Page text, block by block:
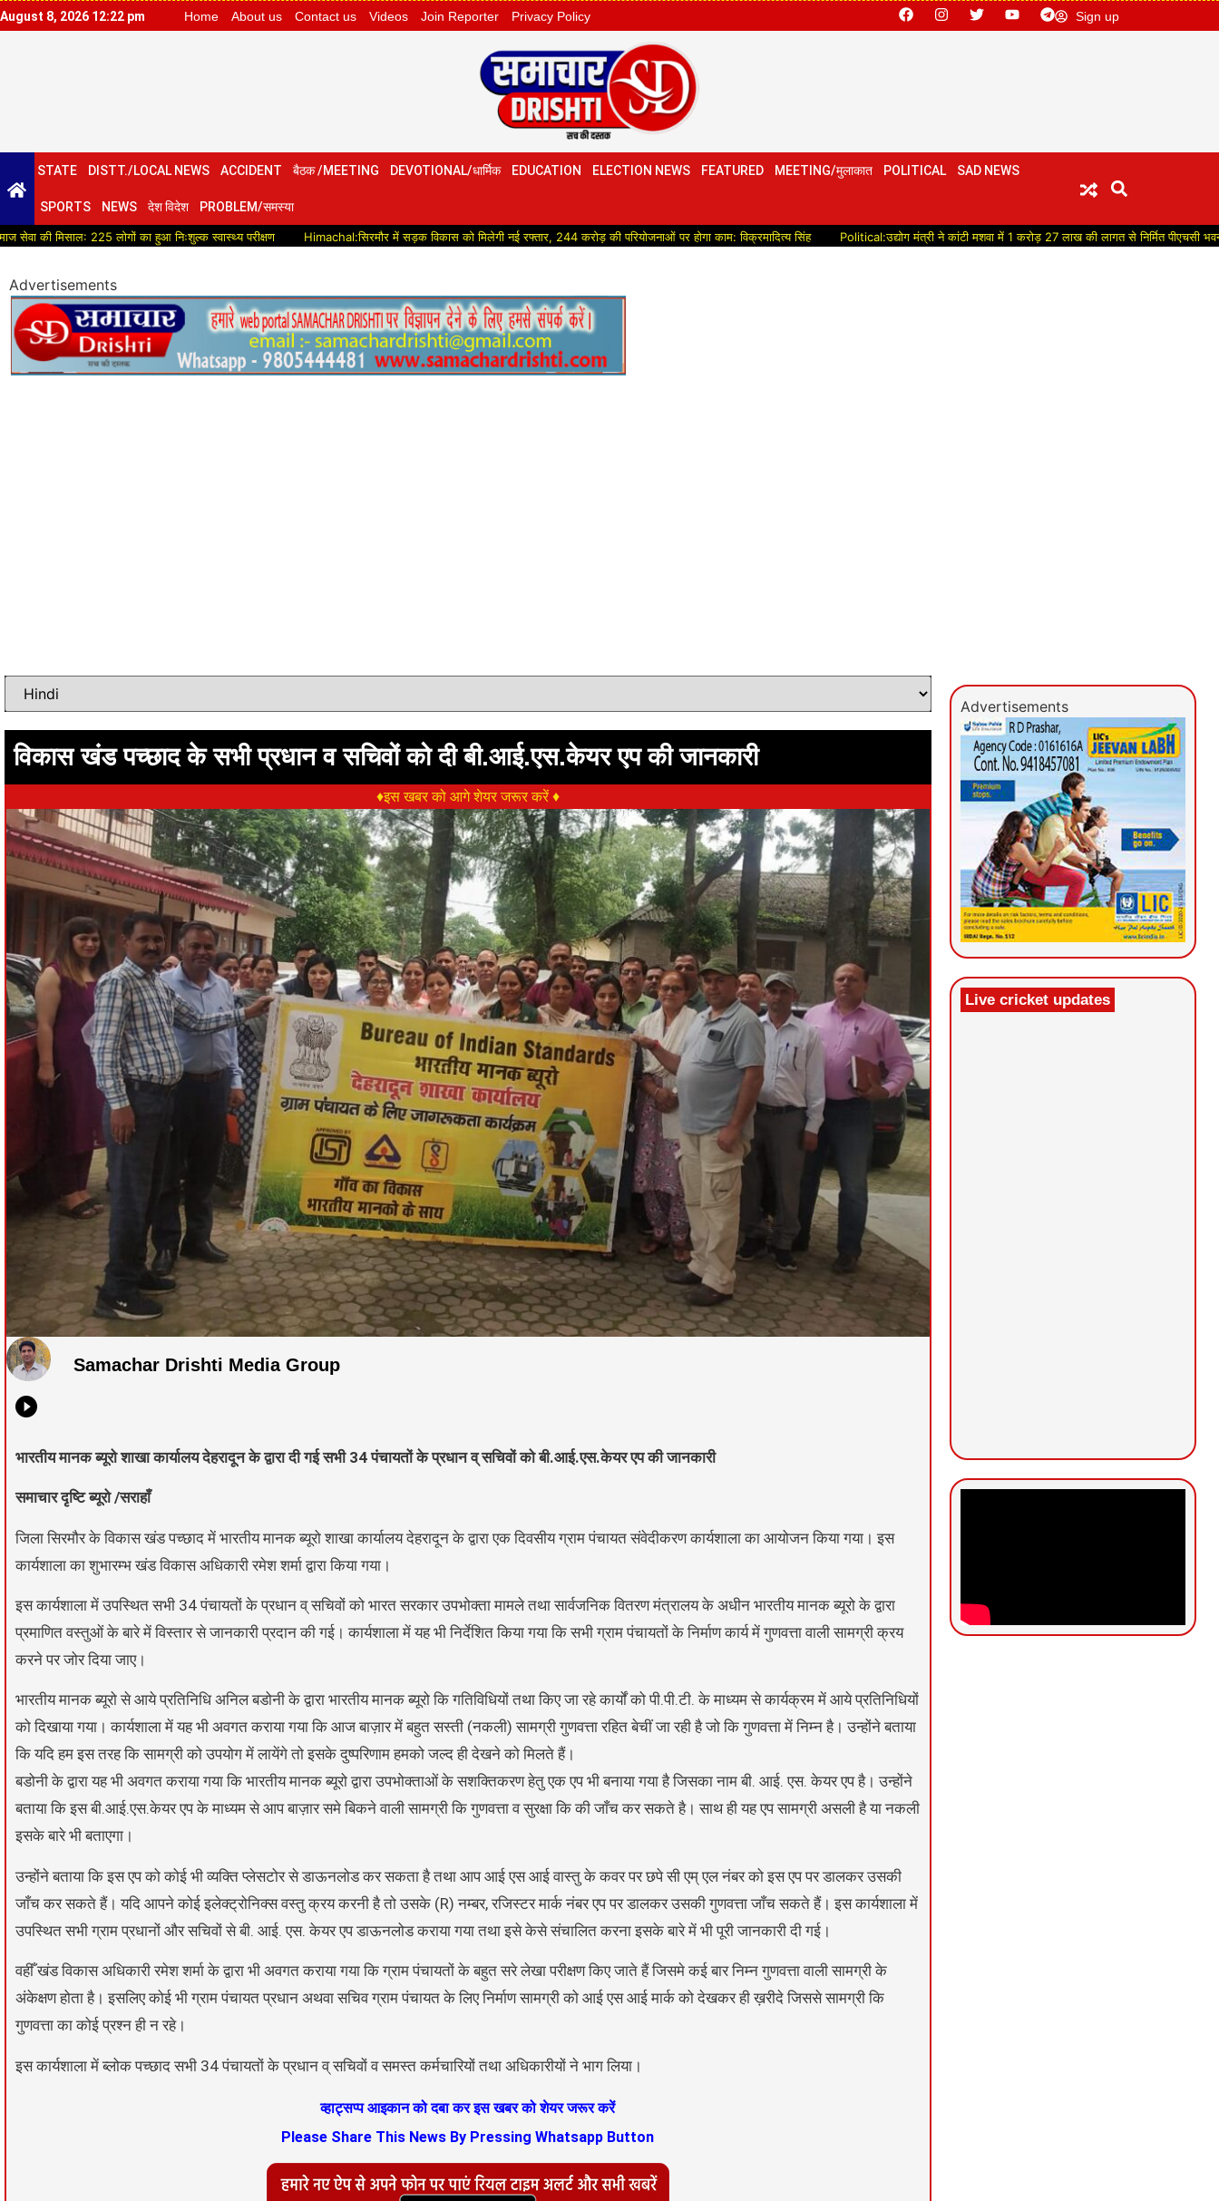
August 8, 2026 12:22 pm Home About us Contact us Videos Join Reporter Privacy Policy Sign up
STATE DISTT./LOCAL NEWS ACCIDENT बैठक /MEETING DEVOTIONAL/धार्मिक EDUCATION ELECTION NEWS FEATURED MEETING/मुलाकात POLITICAL SAD NEWS
SPORTS NEWS देश विदेश PROBLEM/समस्या
225 लोगों का हुआ निःशुल्क स्वास्थ्य परीक्षण Himachal:सिरमौर में सड़क विकास को मिलेगी नई रफ्तार, 244 करोड़ की परियोजनाओं पर होगा काम: विक्रमादित्य सिंह Political:उद्योग मंत्री ने कांटी मशवा में 1 करोड़ 27 लाख की लागत से निर्मित पीएचसी भवन का किया
Advertisements
विकास खंड पच्छाद के सभी प्रधान व सचिवों को दी बी.आई.एस.केयर एप की जानकारी
♦इस खबर को आगे शेयर जरूर करें ♦
Samachar Drishti Media Group
भारतीय मानक ब्यूरो शाखा कार्यालय देहरादून के द्वारा दी गई सभी 34 पंचायतों के प्रधान व् सचिवों को बी.आई.एस.केयर एप की जानकारी
समाचार दृष्टि ब्यूरो /सराहाँ
जिला सिरमौर के विकास खंड पच्छाद में भारतीय मानक ब्यूरो शाखा कार्यालय देहरादून के द्वारा एक दिवसीय ग्राम पंचायत संवेदीकरण कार्यशाला का आयोजन किया गया। इस
कार्यशाला का शुभारम्भ खंड विकास अधिकारी रमेश शर्मा द्वारा किया गया।
इस कार्यशाला में उपस्थित सभी 34 पंचायतों के प्रधान व् सचिवों को भारत सरकार उपभोक्ता मामले तथा सार्वजनिक वितरण मंत्रालय के अधीन भारतीय मानक ब्यूरो के द्वारा
प्रमाणित वस्तुओं के बारे में विस्तार से जानकारी प्रदान की गई। कार्यशाला में यह भी निर्देशित किया गया कि सभी ग्राम पंचायतों के निर्माण कार्य में गुणवत्ता वाली सामग्री क्रय
करने पर जोर दिया जाए।
भारतीय मानक ब्यूरो से आये प्रतिनिधि अनिल बडोनी के द्वारा भारतीय मानक ब्यूरो कि गतिविधियों तथा किए जा रहे कार्यों को पी.पी.टी. के माध्यम से कार्यक्रम में आये प्रतिनिधियों
को दिखाया गया। कार्यशाला में यह भी अवगत कराया गया कि आज बाज़ार में बहुत सस्ती (नकली) सामग्री गुणवत्ता रहित बेचीं जा रही है जो कि गुणवत्ता में निम्न है। उन्होंने बताया
कि यदि हम इस तरह कि सामग्री को उपयोग में लायेंगे तो इसके दुष्परिणाम हमको जल्द ही देखने को मिलते हैं।
बडोनी के द्वारा यह भी अवगत कराया गया कि भारतीय मानक ब्यूरो द्वारा उपभोक्ताओं के सशक्तिकरण हेतु एक एप भी बनाया गया है जिसका नाम बी. आई. एस. केयर एप है। उन्होंने
बताया कि इस बी.आई.एस.केयर एप के माध्यम से आप बाज़ार समे बिकने वाली सामग्री कि गुणवत्ता व सुरक्षा कि की जाँच कर सकते है। साथ ही यह एप सामग्री असली है या नकली
इसके बारे भी बताएगा।
उन्होंने बताया कि इस एप को कोई भी व्यक्ति प्लेसटोर से डाऊनलोड कर सकता है तथा आप आई एस आई वास्तु के कवर पर छपे सी एम् एल नंबर को इस एप पर डालकर उसकी
जाँच कर सकते हैं। यदि आपने कोई इलेक्ट्रोनिक्स वस्तु क्रय करनी है तो उसके (R) नम्बर, रजिस्टर मार्क नंबर एप पर डालकर उसकी गुणवत्ता जाँच सकते हैं। इस कार्यशाला में
उपस्थित सभी ग्राम प्रधानों और सचिवों से बी. आई. एस. केयर एप डाऊनलोड कराया गया तथा इसे केसे संचालित करना इसके बारे में भी पूरी जानकारी दी गई।
वहीँ खंड विकास अधिकारी रमेश शर्मा के द्वारा भी अवगत कराया गया कि ग्राम पंचायतों के बहुत सरे लेखा परीक्षण किए जाते हैं जिसमे कई बार निम्न गुणवत्ता वाली सामग्री के
अंकेक्षण होता है। इसलिए कोई भी ग्राम पंचायत प्रधान अथवा सचिव ग्राम पंचायत के लिए निर्माण सामग्री को आई एस आई मार्क को देखकर ही ख़रीदे जिससे सामग्री कि
गुणवत्ता का कोई प्रश्न ही न रहे।
इस कार्यशाला में ब्लोक पच्छाद सभी 34 पंचायतों के प्रधान व् सचिवों व समस्त कर्मचारियों तथा अधिकारीयों ने भाग लिया।
व्हाट्सप्प आइकान को दबा कर इस खबर को शेयर जरूर करें
Please Share This News By Pressing Whatsapp Button
Advertisements
Live cricket updates